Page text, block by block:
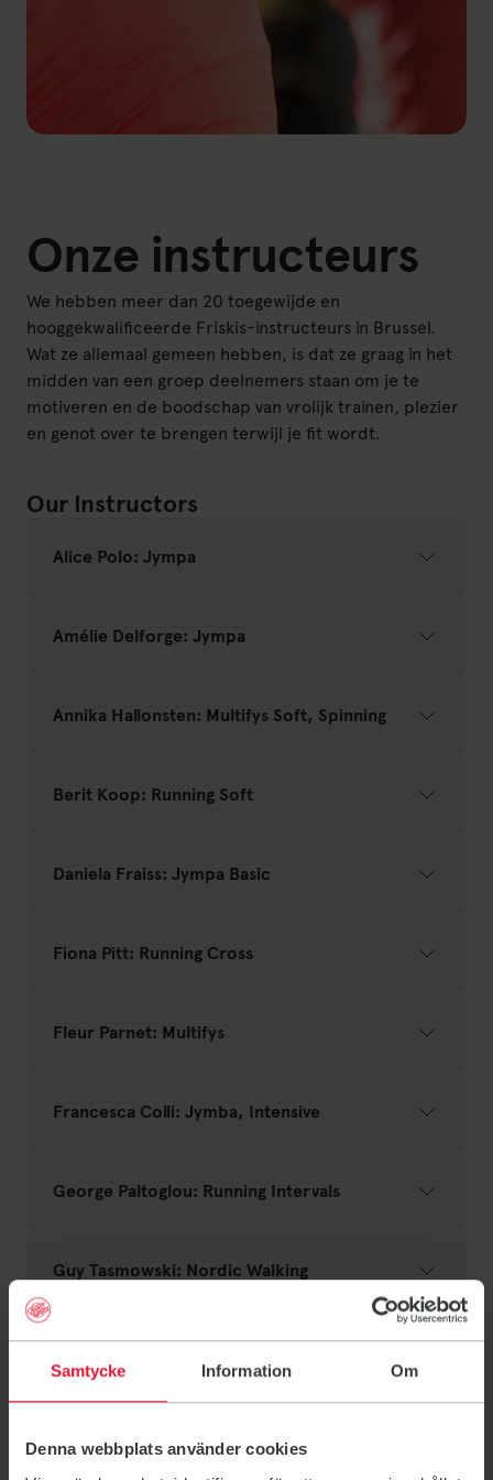
Samtycke Information Om
Denna webbplats använder cookies
Onze instructeurs
We hebben meer dan 20 toegewijde en
hooggekwalificeerde Friskis-instructeurs in Brussel.
Wat ze allemaal gemeen hebben, is dat ze graag in het
midden van een groep deelnemers staan om je te
motiveren en de boodschap van vrolijk trainen, plezier
en genot over te brengen terwijl je fit wordt.
Our Instructors
Alice Polo: Jympa
Amélie Delforge: Jympa
Annika Hallonsten: Multifys Soft, Spinning
Berit Koop: Running Soft
Daniela Fraiss: Jympa Basic
Fiona Pitt: Running Cross
Fleur Parnet: Multifys
Francesca Colli: Jymba, Intensive
George Paltoglou: Running Intervals
Guy Tasmowski: Nordic Walking